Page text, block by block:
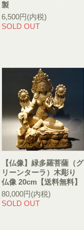
製
6,500円(内税)
SOLD OUT
【仏像】緑多羅菩薩（グ
リーンターラ）木彫り
仏像 20cm【送料無料】
80,000円(内税)
SOLD OUT